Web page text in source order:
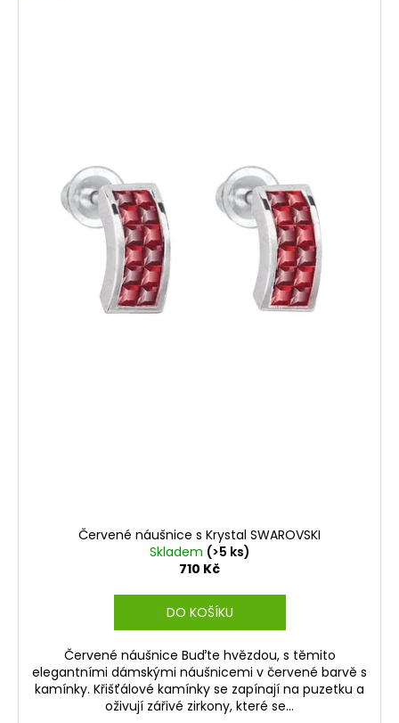
Červené náušnice s Krystal SWAROVSKI
Skladem (>5 ks)
710 Kč
DO KOŠÍKU
Červené náušnice Buďte hvězdou, s těmito
elegantními dámskými náušnicemi v červené barvě s
kamínky. Křišťálové kamínky se zapínají na puzetku a
oživují zářivé zirkony, které se...